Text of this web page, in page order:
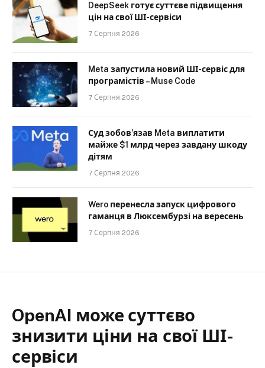
DeepSeek готує суттєве підвищення
цін на свої ШІ-сервіси
7 Серпня 2026
Meta запустила новий ШІ-сервіс для
програмістів – Muse Code
7 Серпня 2026
Суд зобов’язав Meta виплатити
майже $1 млрд через завдану шкоду
дітям
7 Серпня 2026
Wero перенесла запуск цифрового
гаманця в Люксембурзі на вересень
7 Серпня 2026
OpenAI може суттєво
знизити ціни на свої ШІ-
сервіси